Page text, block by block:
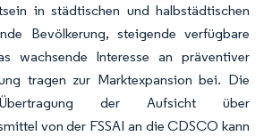
in städtischen und halbstädtischen
Bevölkerung, steigende verfügbare
wachsende Interesse an präventiver
tragen zur Marktexpansion bei. Die
Übertragung der Aufsicht über
von der FSSAI an die CDSCO kann